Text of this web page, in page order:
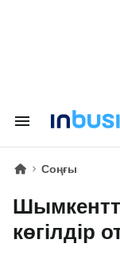
Соңғы
көгілдір